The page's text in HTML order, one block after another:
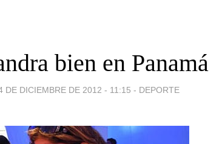
bien en Panamá
DE DICIEMBRE DE 2012 - 11:15 - DEPORTE